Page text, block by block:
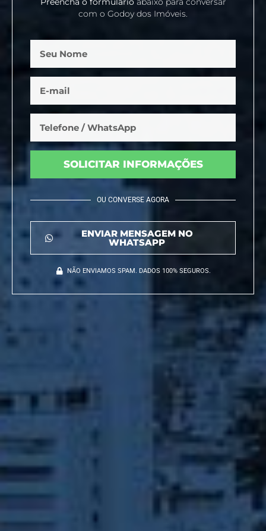
com o Godoy dos Imóveis.
SOLICITAR INFORMAÇÕES
OU CONVERSE AGORA
ENVIAR MENSAGEM NO
WHATSAPP
NÃO ENVIAMOS SPAM. DADOS 100% SEGUROS.